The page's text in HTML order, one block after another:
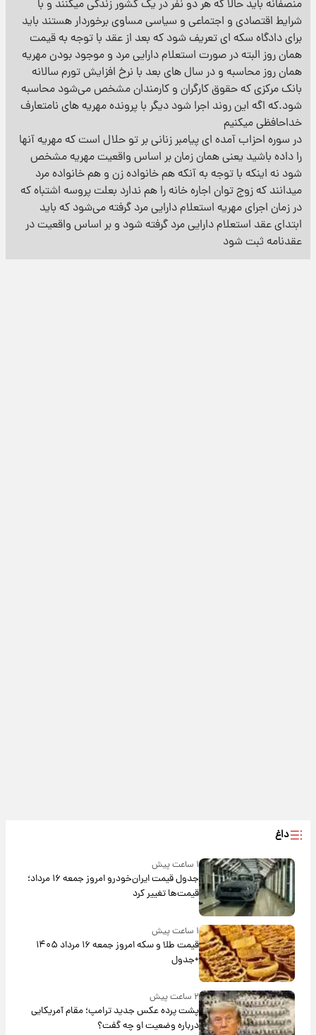
منصفانه باید حالا که هر دو نفر در یک کشور زندگی میکنند و با
شرایط اقتصادی و اجتماعی و سیاسی مساوی برخوردار هستند باید
برای دادگاه سکه ای تعریف شود که بعد از عقد با توجه به قیمت
همان روز البته در صورت استعلام دارایی مرد و موجود بودن مهریه
همان روز محاسبه و در سال های بعد با نرخ افزایش تورم سالانه
بانک مرکزی که حقوق کارگران و کارمندان مشخص می‌شود محاسبه
شود.که اگه این روند اجرا شود دیگر با پرونده مهریه های نامتعارف
خداحافظی میکنیم
در سوره احزاب آمده ای پیامبر زنانی بر تو حلال است که مهریه آنها
را داده باشید یعنی همان زمان بر اساس واقعیت مهریه مشخص
شود نه اینکه با توجه به آنکه هم خانواده زن و هم خانواده مرد
میدانند که زوج توان اجاره خانه را هم ندارد بعلت پروسه اشتباه که
در زمان اجرای مهریه استعلام دارایی مرد گرفته می‌شود که باید
ابتدای عقد استعلام دارایی مرد گرفته شود و بر اساس واقعیت در
عقدنامه ثبت شود
داغ
۱ ساعت پیش
جدول قیمت ایران‌خودرو امروز جمعه ۱۶ مرداد؛
قیمت‌ها تغییر کرد
۱ ساعت پیش
قیمت طلا و سکه امروز جمعه ۱۶ مرداد ۱۴۰۵
+جدول
۲ ساعت پیش
پشت پرده عکس جدید ترامپ؛ مقام آمریکایی
درباره وضعیت او چه گفت؟